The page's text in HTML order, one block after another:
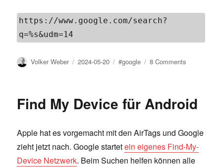
https://www.google.com/search?
q=%s&udm=14
Author
Volker Weber
Posted
2024-05-20 Tags
#google 8 Comments
Find My Device für Android
Apple hat es vorgemacht mit den AirTags und Google
zieht jetzt nach. Google startetein eigenes Find-My-
Device Netzwerk. Beim Suchen helfen können alle